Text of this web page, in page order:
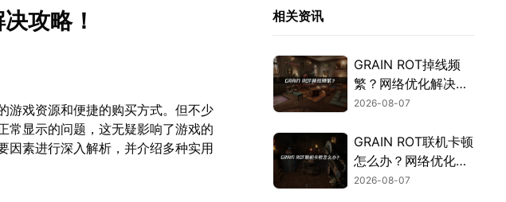
攻略！
游戏资源和便捷的购买方式。但不少
常显示的问题，这无疑影响了游戏的
因素进行深入解析，并介绍多种实用
相关资讯
GRAIN ROT掉线频
繁？网络优化解决指
南！
2026-08-07
GRAIN ROT联机卡顿
怎么办？网络优化解
决方案！
2026-08-07